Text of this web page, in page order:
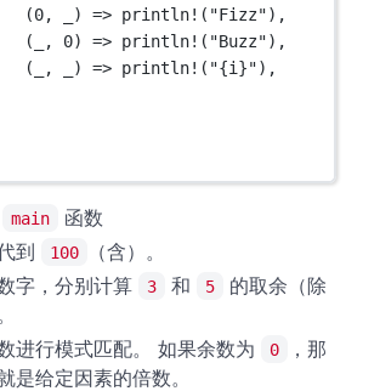
(0, _) => println! ( "Fizz"),
(_, 0) => println! ( "Buzz"),
(_, _) => println! ( "{i}"),
main
函数
到 100
（含）。
字，分别计算
3 和 5
的取余（除
进行模式匹配。 如果余数为
0
，那
是给定因素的倍数。